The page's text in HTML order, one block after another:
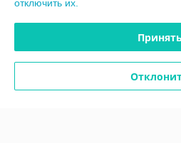
отключить их.
Принять